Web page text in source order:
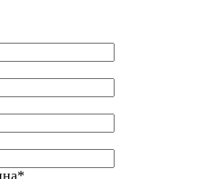
*